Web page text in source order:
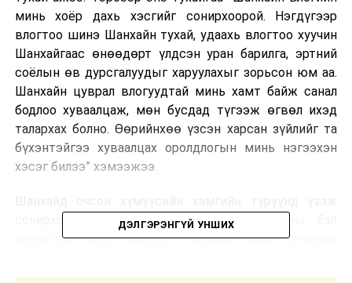
минь хоёр дахь хэсгийг сонирхоорой. Нэгдүгээр
влогтоо шинэ Шанхайн тухай, удаахь влогтоо хуучин
Шанхайгаас өнөөдөрт үлдсэн уран барилга, эртний
соёлын өв дурсгалуудыг харуулахыг зорьсон юм аа.
Шанхайн цуврал влогуудтай минь хамт байж санал
бодлоо хуваалцаж, мөн бусдад түгээж өгвөл ихэд
талархах болно. Өөрийнхөө үзсэн харсан зүйлийг та
бүхэнтэйгээ хуваалцах оролдлогын минь нэгээхэн
хэсэг билээ” хэмээжээ.
сонирхох ёстой газрууд, тухайлбал, хуучны бэл
чинээтэй ихэс ноёдын өрнийн архитектороор
дурсгал болсон дүүргүүдээр аялжээ.
ДЭЛГЭРЭНГҮЙ УНШИХ